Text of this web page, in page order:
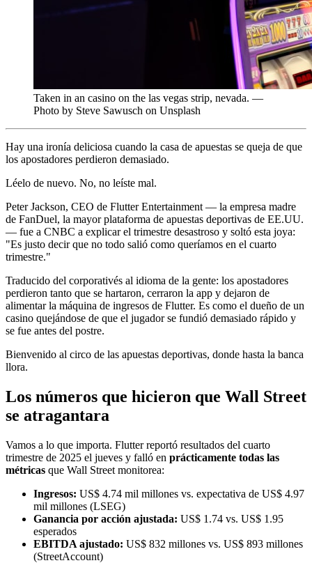
Taken in an casino on the las vegas strip, nevada. —
Photo by Steve Sawusch on Unsplash
Hay una ironía deliciosa cuando la casa de apuestas se queja de que
los apostadores perdieron demasiado.
Léelo de nuevo. No, no leíste mal.
Peter Jackson, CEO de Flutter Entertainment — la empresa madre
de FanDuel, la mayor plataforma de apuestas deportivas de EE.UU.
— fue a CNBC a explicar el trimestre desastroso y soltó esta joya:
"Es justo decir que no todo salió como queríamos en el cuarto
trimestre."
Traducido del corporativés al idioma de la gente: los apostadores
perdieron tanto que se hartaron, cerraron la app y dejaron de
alimentar la máquina de ingresos de Flutter. Es como el dueño de un
casino quejándose de que el jugador se fundió demasiado rápido y
se fue antes del postre.
Bienvenido al circo de las apuestas deportivas, donde hasta la banca
llora.
Los números que hicieron que Wall Street
se atragantara
Vamos a lo que importa. Flutter reportó resultados del cuarto
trimestre de 2025 el jueves y falló en prácticamente todas las
métricas que Wall Street monitorea:
Ingresos: US$ 4.74 mil millones vs. expectativa de US$ 4.97
mil millones (LSEG)
Ganancia por acción ajustada: US$ 1.74 vs. US$ 1.95
esperados
EBITDA ajustado: US$ 832 millones vs. US$ 893 millones
(StreetAccount)